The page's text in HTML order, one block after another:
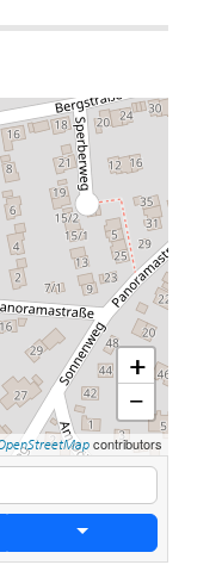
+
−
contributors